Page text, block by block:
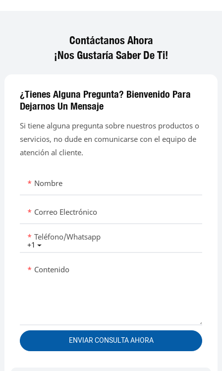
Contáctanos Ahora
¡Nos Gustaría Saber De Ti!
¿Tienes Alguna Pregunta? Bienvenido Para
Dejarnos Un Mensaje
Si tiene alguna pregunta sobre nuestros productos o
servicios, no dude en comunicarse con el equipo de
atención al cliente.
Nombre
Correo Electrónico
+1
Teléfono/whatsapp
Contenido
ENVIAR CONSULTA AHORA